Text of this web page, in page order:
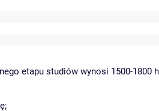
etapu studiów wynosi 1500-1800